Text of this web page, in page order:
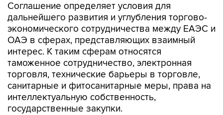
Соглашение определяет условия для
дальнейшего развития и углубления торгово-
экономического сотрудничества между ЕАЭС и
ОАЭ в сферах, представляющих взаимный
интерес. К таким сферам относятся
таможенное сотрудничество, электронная
торговля, технические барьеры в торговле,
санитарные и фитосанитарные меры, права на
интеллектуальную собственность,
государственные закупки.